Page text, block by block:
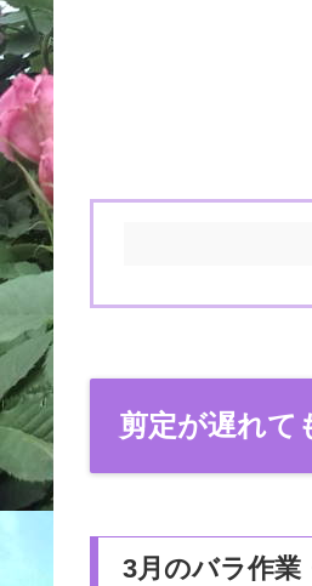
剪定が遅れて
3月のバラ作業